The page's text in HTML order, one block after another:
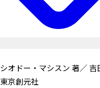
シオドー・マシスン 著／ 吉
東京創元社